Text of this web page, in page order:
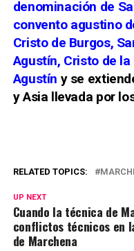
denominación de
convento agustino
Cristo de Burgos,
Agustín, Cristo de
Agustín y se
y Asia llevada por
RELATED TOPICS:
UP NEXT
Cuando la técnica de
conflictos técnicos en
de Marchena